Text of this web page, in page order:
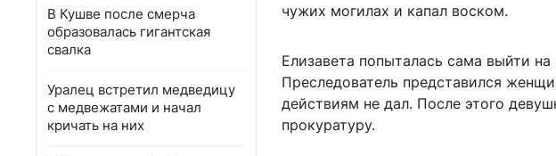
В Кушве после смерча
образовалась гигантская
свалка
Уралец встретил медведицу
с медвежатами и начал
кричать на них
чужих могилах и капал воском.
Елизавета попыталась сама выйти
Преследователь представился
действиям не дал. После этого
прокуратуру.